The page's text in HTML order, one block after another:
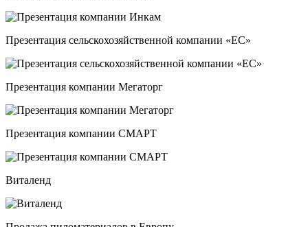
Презентация сельскохозяйственной компании «ЕС»
Презентация компании Мегаторг
Презентация компании СМАРТ
Виталенд